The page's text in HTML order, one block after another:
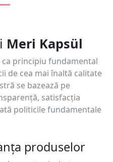
Meri Kapsül
principiu fundamental
de cea mai înaltă calitate
se bazează pe
satisfacția
politicile fundamentale
produselor